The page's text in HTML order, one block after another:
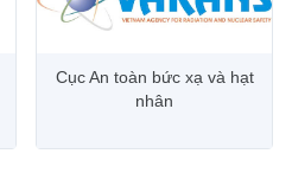
Cục An toàn bức xạ và hạt
nhân